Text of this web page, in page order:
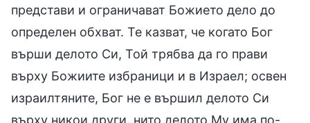
представи и ограничават Божието дело до
определен обхват. Те казват, че когато Бог
върши делото Си, Той трябва да го прави
върху Божиите избраници и в Израел; освен
израилтяните, Бог не е вършил делото Си
върху никои други, нито делото Му има по-